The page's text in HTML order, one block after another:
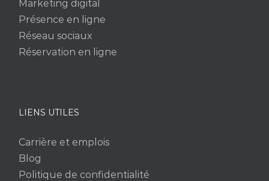
Marketing digital
Présence en ligne
Réseau sociaux
Réservation en ligne
LIENS UTILES
Carrière et emplois
Blog
Politique de confidentialité